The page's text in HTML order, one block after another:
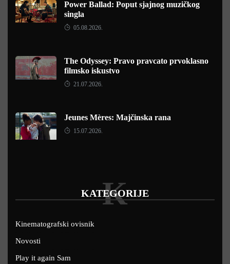
Power Ballad: Poput sjajnog muzičkog
singla
05.08.2026.
The Odyssey: Pravo pravcato prvoklasno
filmsko iskustvo
21.07.2026.
Jeunes Mères: Majčinska rana
15.07.2026.
KATEGORIJE
K
Kinematografski ovisnik
Novosti
Play it again Sam